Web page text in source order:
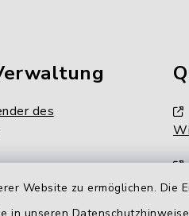
Website zu ermöglichen. Die
des